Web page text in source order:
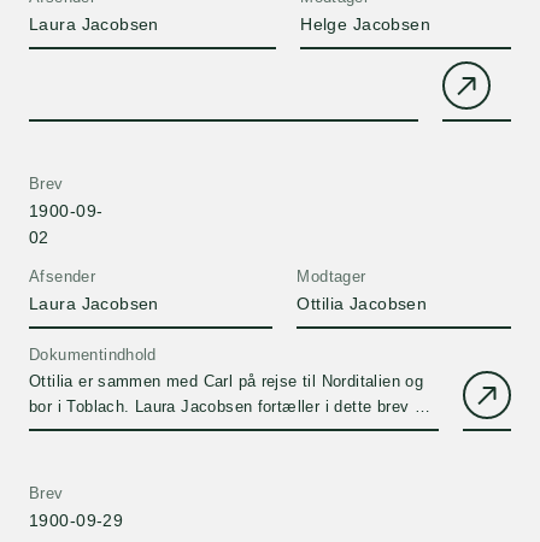
Laura Jacobsen Helge Jacobsen
Afsender
Laura Jacobsen
Brev
1900-09-
02
Modtager
Ottilia Jacobsen
Dokumentindhold
Ottilia er sammen med Carl på rejse til Norditalien og
bor i Toblach. Laura Jacobsen fortæller i dette brev en
sjov historie om Carl på deres rejse i 1851.
Brev
1900-09-29